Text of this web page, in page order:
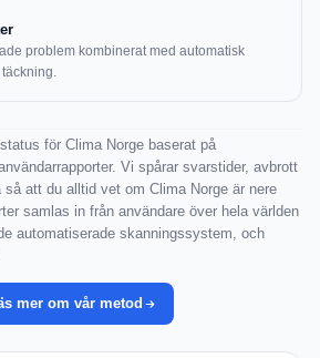
problem kombinerat med automatisk
för Clima Norge baserat på
Vi spårar svarstider, avbrott
att du alltid vet om Clima Norge är nere
samlas in från användare över hela världen
automatiserade skanningssystem, och
mer om vår metod